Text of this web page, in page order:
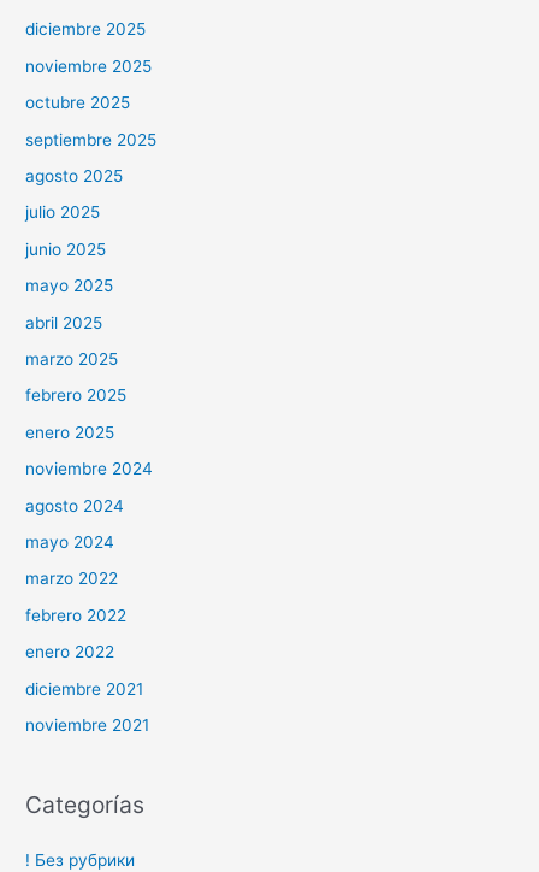
diciembre 2025
noviembre 2025
octubre 2025
septiembre 2025
agosto 2025
julio 2025
junio 2025
mayo 2025
abril 2025
marzo 2025
febrero 2025
enero 2025
noviembre 2024
agosto 2024
mayo 2024
marzo 2022
febrero 2022
enero 2022
diciembre 2021
noviembre 2021
Categorías
! Без рубрики